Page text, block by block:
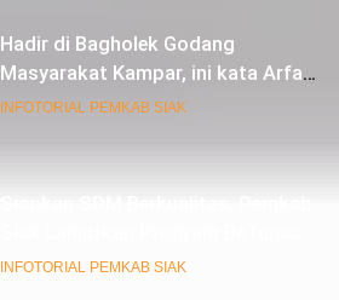
Hadir di Bagholek Godang
Masyarakat Kampar, ini kata Arfan
Usman
INFOTORIAL PEMKAB SIAK
INFOTORIAL PEMKAB SIAK